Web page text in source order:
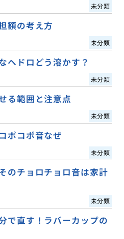
未分類
額の考え方
未分類
ヘドロどう溶かす？
未分類
る範囲と注意点
未分類
ポコポ音なぜ
未分類
のチョロチョロ音は家計
未分類
で直す！ラバーカップの